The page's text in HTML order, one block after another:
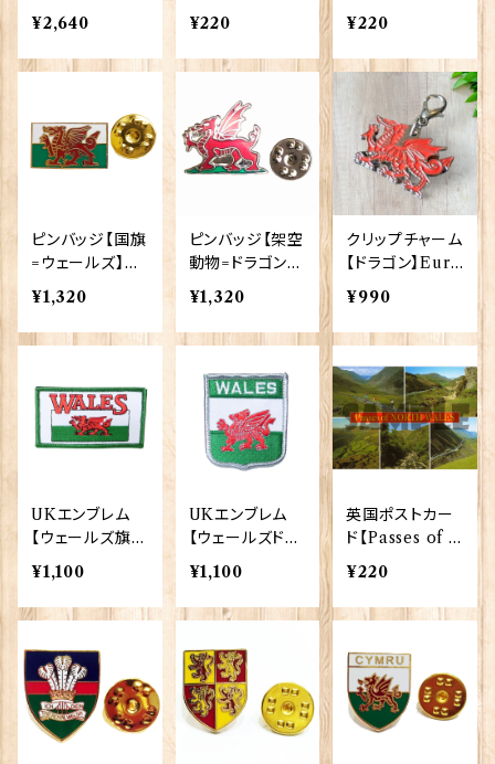
hic 90372
¥2,640
ales】Jadges 9
0339-26
¥220
orth Wales】Ja
dges 90339-27
¥220
ピンバッジ【国旗
=ウェールズ】Tr
adition 90040
-T921
¥1,320
ピンバッジ【架空
動物=ドラゴン】
Tradition 900
40-T325
¥1,320
クリップチャーム
【ドラゴン】Euro
Stick 90193-I
〔WCOC2〕
¥990
UKエンブレム
【ウェールズ旗】
Tradition 900
96-A303
¥1,100
UKエンブレム
【ウェールズドラ
ゴン】Tradition
90096-A087
¥1,100
英国ポストカー
ド【Passes of N
orth Wales】J.
Salmon 90083
-026
¥220